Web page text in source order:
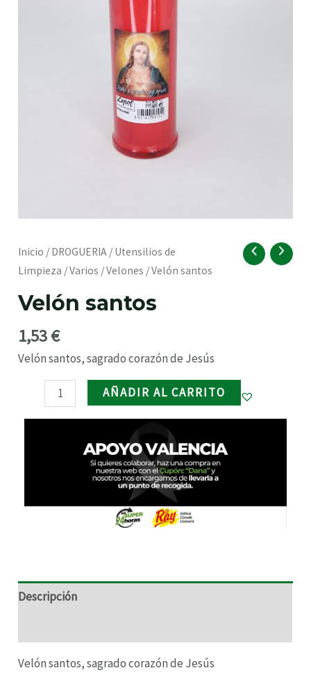
Inicio / DROGUERIA / Utensilios de
Limpieza /Varios /Velones / Velón santos
Velón santos
1,53€
Velón santos, sagrado corazón de Jesús
Velón
santos
AÑADIR AL CARRITO
Descripción
Velón santos, sagrado corazón de Jesús